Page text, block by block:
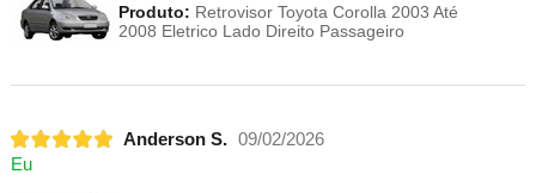
Produto: Retrovisor Toyota Corolla 2003 Até
2008 Eletrico Lado Direito Passageiro
Anderson S. 09/02/2026
Eu